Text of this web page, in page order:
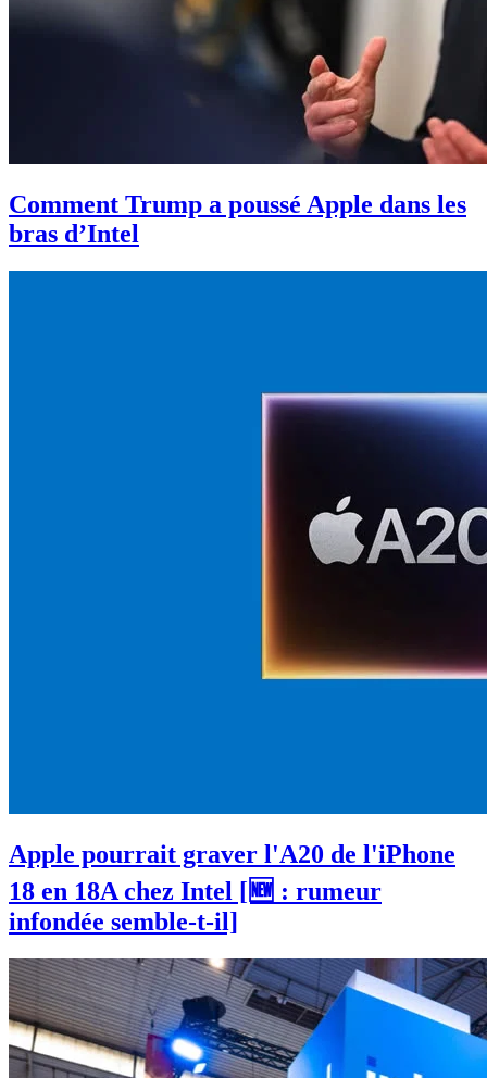
Comment Trump a poussé Apple dans les
bras d’Intel
Apple pourrait graver l'A20 de l'iPhone
18 en 18A chez Intel [🆕 : rumeur
infondée semble-t-il]